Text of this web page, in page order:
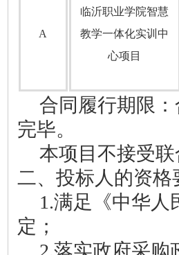
A
临沂职业学院智慧
教学一体化实训中
心项目
合同履行期限：
完毕。
本项目不接受联
二、 投标人 的资格
1.满足《中华人
定；
2.落实政府采购